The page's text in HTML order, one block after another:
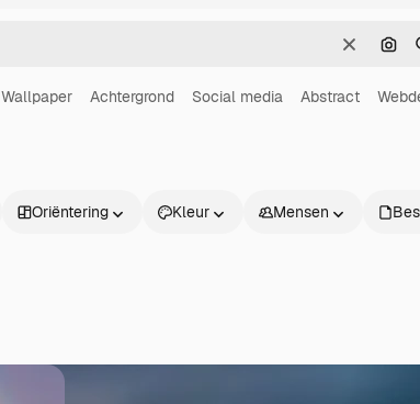
Wissen
Wallpaper Achtergrond Social media Abstract
Oriëntering Kleur Mensen